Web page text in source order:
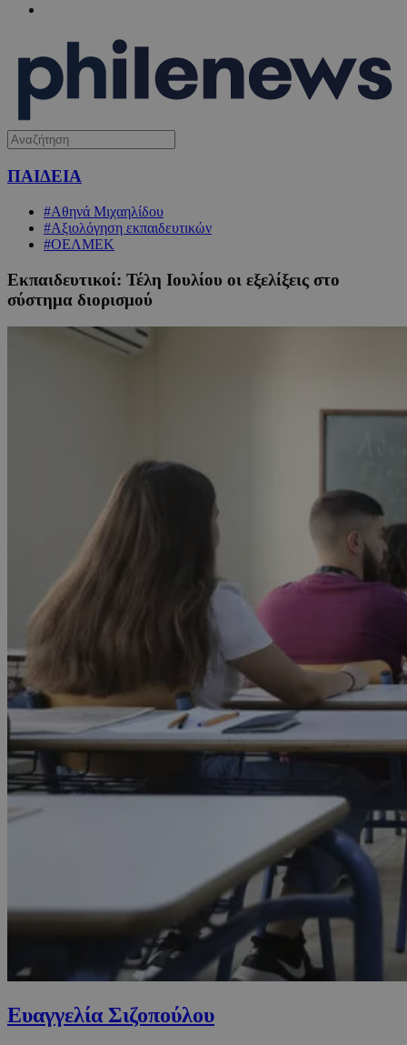
ΠΑΙΔΕΙΑ
#Αθηνά Μιχαηλίδου
#Αξιολόγηση εκπαιδευτικών
#ΟΕΛΜΕΚ
Εκπαιδευτικοί: Τέλη Ιουλίου οι εξελίξεις στο
σύστημα διορισμού
Ευαγγελία Σιζοπούλου